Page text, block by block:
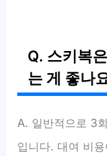
Q. 스키복
는 게 좋나
A. 일반적으로 3
입니다. 대여 비